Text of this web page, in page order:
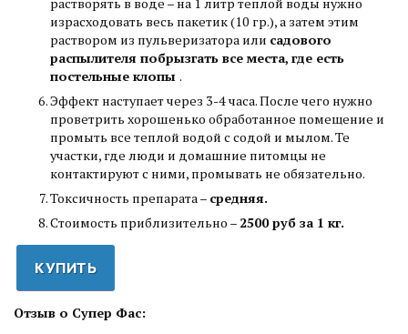
израсходовать весь пакетик (10 гр.), а затем этим
раствором из пульверизатора или садового
распылителя побрызгать все места, где есть
постельные клопы .
Эффект наступает через 3-4 часа. После чего нужно
проветрить хорошенько обработанное помещение и
промыть все теплой водой с содой и мылом. Те
участки, где люди и домашние питомцы не
контактируют с ними, промывать не обязательно.
Токсичность препарата – средняя.
Стоимость приблизительно – 2500 руб за 1 кг.
КУПИТЬ
Отзыв о Супер Фас: